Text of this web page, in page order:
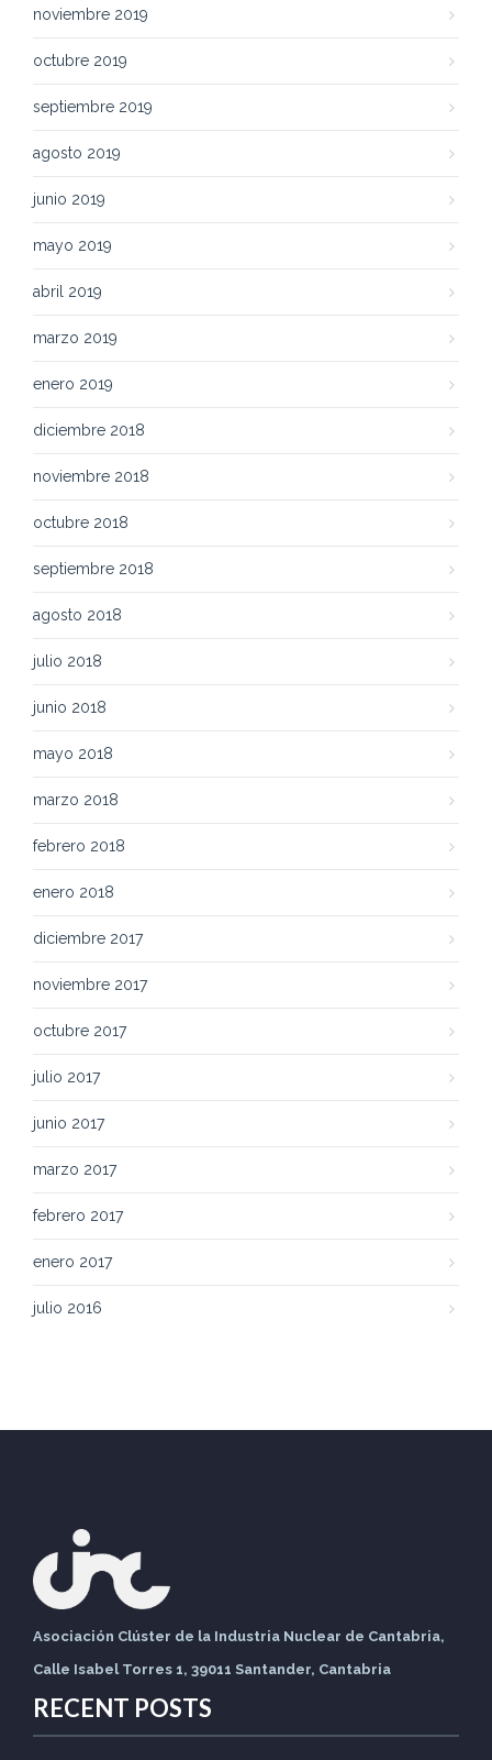
noviembre 2019
octubre 2019
septiembre 2019
agosto 2019
junio 2019
mayo 2019
abril 2019
marzo 2019
enero 2019
diciembre 2018
noviembre 2018
octubre 2018
septiembre 2018
agosto 2018
julio 2018
junio 2018
mayo 2018
marzo 2018
febrero 2018
enero 2018
diciembre 2017
noviembre 2017
octubre 2017
julio 2017
junio 2017
marzo 2017
febrero 2017
enero 2017
julio 2016
Asociación Clúster de la Industria Nuclear de Cantabria,
Calle Isabel Torres 1, 39011 Santander, Cantabria
RECENT POSTS